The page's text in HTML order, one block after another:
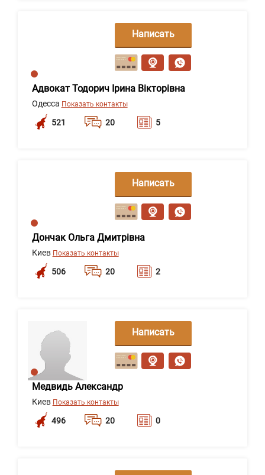
Адвокат Тодорич Ірина Вікторівна
Одесса Показать контакты
521 20 5
Написать
сообщение
Дончак Ольга Дмитрівна
Киев Показать контакты
506 20 2
Написать
сообщение
Медвидь Александр
Киев Показать контакты
496 20 0
Написать
сообщение